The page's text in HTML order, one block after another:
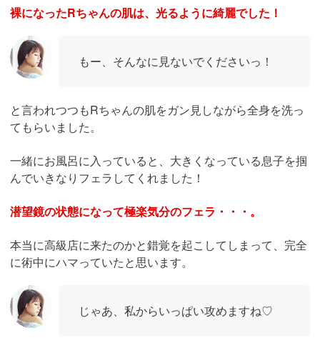
裸になったRちゃんの肌は、光るように綺麗でした！
もー、そんなに見ないでくださいっ！
と言われつつもRちゃんの肌をガン見しながら全身を洗っ
てもらいました。
一緒にお風呂に入っていると、大きくなっている息子を掴
んでいきなりフェラしてくれました！
潜望鏡の状態になって極楽気分のフェラ・・・。
本当に高級店に来たのかと錯覚を起こしてしまって、完全
に術中にハマっていたと思います。
じゃあ、私からいっぱい攻めますね♡